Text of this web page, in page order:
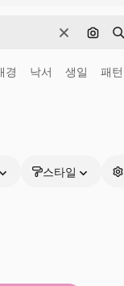
지우기이미
경 낙서 생일 패턴
스타일